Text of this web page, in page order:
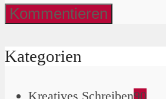
Kategorien
Kreatives Schreiben90